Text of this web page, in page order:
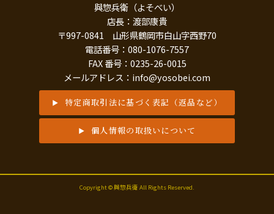
與惣兵衛（よそべい）
店長：渡部康貴
〒997-0841 山形県鶴岡市白山字西野70
電話番号：080-1076-7557
FAX 番号：0235-26-0015
メールアドレス：info@yosobei.com
特定商取引法に基づく表記（返品など）
個人情報の取扱いについて
Copyright © 與惣兵衛 All Rights Reserved.